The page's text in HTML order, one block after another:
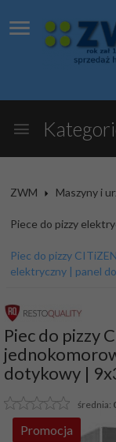
ZWM Maszyny i
Piece do pizzy
Piec do pizzy
elektryczny | panel
Piec do pizzy
dotykowy |
średnia:
Promocja